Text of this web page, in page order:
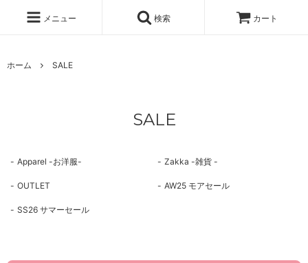
メニュー 検索 カート
ホーム SALE
SALE
Apparel -お洋服- Zakka -雑貨 -
OUTLET AW25 モアセール
SS26 サマーセール